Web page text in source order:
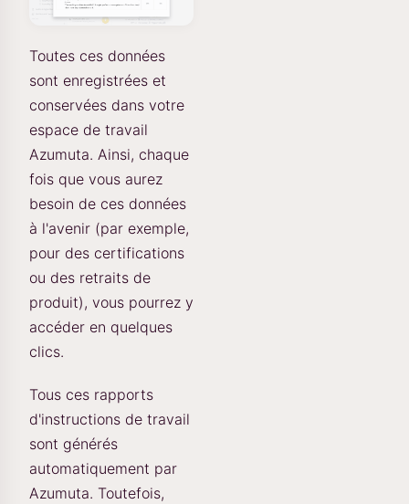
Toutes ces données
sont enregistrées et
conservées dans votre
espace de travail
Azumuta. Ainsi, chaque
fois que vous aurez
besoin de ces données
à l'avenir (par exemple,
pour des certifications
ou des retraits de
produit), vous pourrez y
accéder en quelques
clics.
Tous ces rapports
d'instructions de travail
sont générés
automatiquement par
Azumuta. Toutefois,